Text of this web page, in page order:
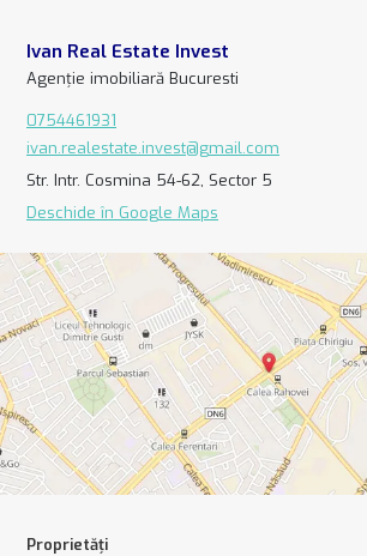
Ivan Real Estate Invest
Agenție imobiliară Bucuresti
0754461931
ivan.realestate.invest@gmail.com
Str. Intr. Cosmina 54-62, Sector 5
Deschide în Google Maps
Proprietăți